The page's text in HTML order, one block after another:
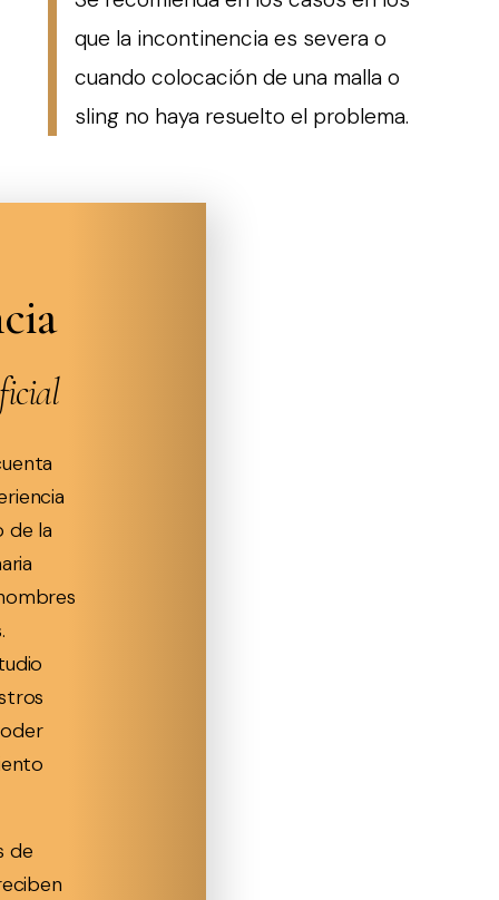
que la incontinencia es severa o
cuando colocación de una malla o
sling no haya resuelto el problema.
de la
de